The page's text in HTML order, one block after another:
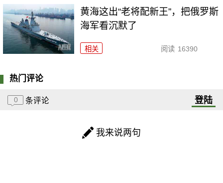
黄海这出“老将配新王”，把俄罗斯
海军看沉默了
相关 阅读 16390
热门评论
0 条评论 登陆
我来说两句